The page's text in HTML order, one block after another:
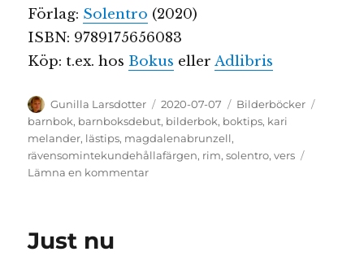
Förlag: Solentro (2020)
ISBN: 9789175656083
Köp: t.ex. hos Bokus ellerAdlibris
Författare
Gunilla Larsdotter
Publicerat
den
2020-07-07 Kategorier
Bilderböcker
barnbok, barnboksdebut, bilderbok, boktips, kari
melander, lästips, magdalenabrunzell,
rävensomintekundehållafärgen, rim,solentro,vers
Lämna en kommentartill
Just nu